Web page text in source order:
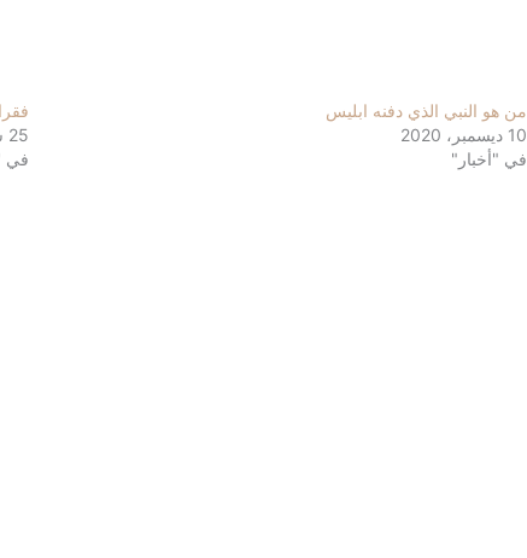
من هو النبي الذي دفنه ابليس
10 ديسمبر، 2020
في "أخبار"
25 سبتمبر، 2023
في